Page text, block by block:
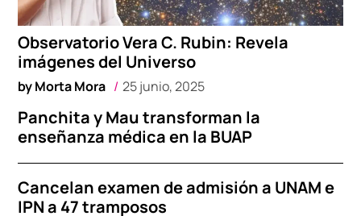
Observatorio Vera C. Rubin: Revela
imágenes del Universo
byMorta Mora 25 junio, 2025
Panchita y Mau transforman la
enseñanza médica en la BUAP
Cancelan examen de admisión a UNAM e
IPN a 47 tramposos